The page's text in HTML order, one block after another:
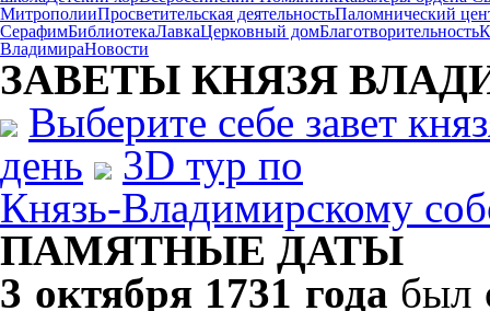
МитрополииПросветительская деятельностьПаломнический
СерафимБиблиотекаЛавкаЦерковный домБлаготворительность
ВладимираНовости
ЗАВЕТЫ КНЯЗЯ
Выберите себе завет
день
3D тур по
Князь-Владимирскому
ПАМЯТНЫЕ ДАТЫ
3 октября 1731 года был